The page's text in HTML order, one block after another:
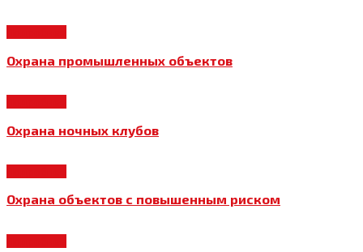
Охрана промышленных объектов
Охрана ночных клубов
Охрана объектов с повышенным риском